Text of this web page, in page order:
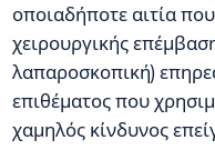
οποιαδήποτε αιτία
χειρουργικής
λαπαροσκοπική)
επιθέματος που
χαμηλός κίνδυνος